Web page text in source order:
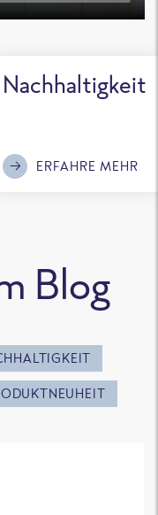
Nachhaltigkeit
ERFAHRE MEHR
Blog